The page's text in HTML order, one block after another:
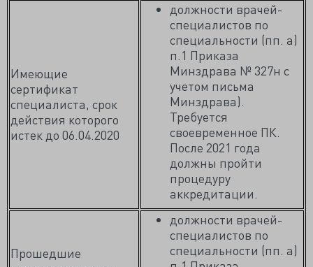
Имеющие
сертификат
специалиста, срок
действия которого
истек до 06.04.2020
должности врачей-
специалистов по
специальности (пп. а)
п.1 Приказа
Минздрава № 327н с
учетом письма
Минздрава).
Требуется
своевременное ПК.
После 2021 года
должны пройти
процедуру
аккредитации.
Прошедшие
должности врачей-
специалистов по
специальности (пп. а)